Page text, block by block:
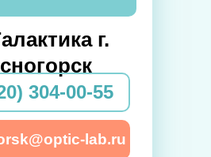
г.
304-00-55
lab.ru